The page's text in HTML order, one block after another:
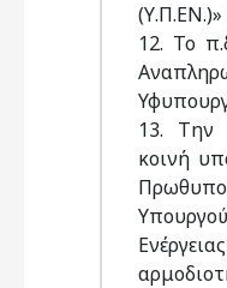
(Υ.Π.ΕΝ.)»
12. Το
13. Την
κοινή